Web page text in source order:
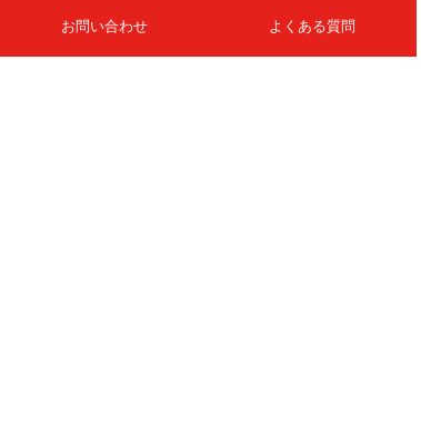
お問い合わせ よくある質問